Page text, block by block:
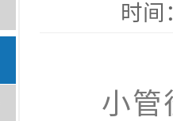
时间
小管径